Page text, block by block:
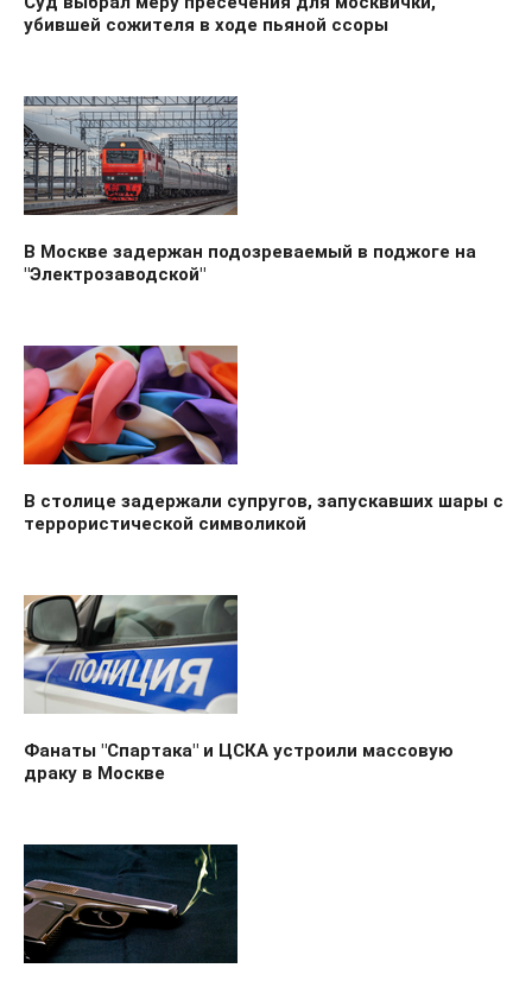
убившей сожителя в ходе пьяной ссоры
В Москве задержан подозреваемый в поджоге на
"Электрозаводской"
В столице задержали супругов, запускавших шары с
террористической символикой
Фанаты "Спартака" и ЦСКА устроили массовую
драку в Москве